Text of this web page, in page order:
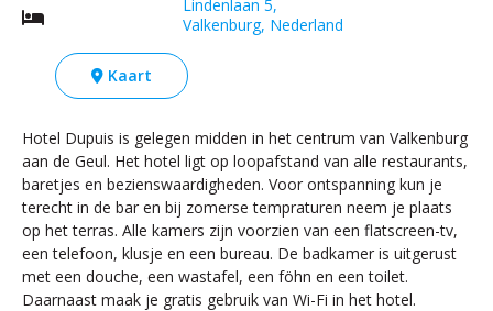
Lindenlaan 5,
Valkenburg, Nederland
Kaart
Hotel Dupuis is gelegen midden in het centrum van Valkenburg
aan de Geul. Het hotel ligt op loopafstand van alle restaurants,
baretjes en bezienswaardigheden. Voor ontspanning kun je
terecht in de bar en bij zomerse tempraturen neem je plaats
op het terras. Alle kamers zijn voorzien van een flatscreen-tv,
een telefoon, klusje en een bureau. De badkamer is uitgerust
met een douche, een wastafel, een föhn en een toilet.
Daarnaast maak je gratis gebruik van Wi-Fi in het hotel.